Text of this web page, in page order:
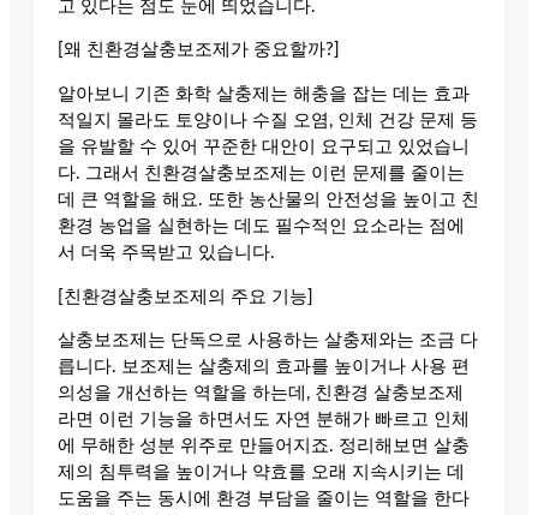
고 있다는 점도 눈에 띄었습니다.
[왜 친환경살충보조제가 중요할까?]
알아보니 기존 화학 살충제는 해충을 잡는 데는 효과
적일지 몰라도 토양이나 수질 오염, 인체 건강 문제 등
을 유발할 수 있어 꾸준한 대안이 요구되고 있었습니
다. 그래서 친환경살충보조제는 이런 문제를 줄이는
데 큰 역할을 해요. 또한 농산물의 안전성을 높이고 친
환경 농업을 실현하는 데도 필수적인 요소라는 점에
서 더욱 주목받고 있습니다.
[친환경살충보조제의 주요 기능]
살충보조제는 단독으로 사용하는 살충제와는 조금 다
릅니다. 보조제는 살충제의 효과를 높이거나 사용 편
의성을 개선하는 역할을 하는데, 친환경 살충보조제
라면 이런 기능을 하면서도 자연 분해가 빠르고 인체
에 무해한 성분 위주로 만들어지죠. 정리해보면 살충
제의 침투력을 높이거나 약효를 오래 지속시키는 데
도움을 주는 동시에 환경 부담을 줄이는 역할을 한다